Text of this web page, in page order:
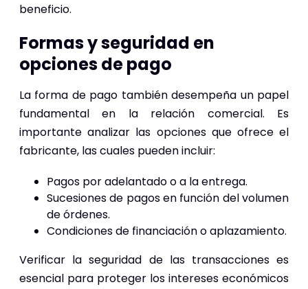
beneficio.
Formas y seguridad en
opciones de pago
La forma de pago también desempeña un papel
fundamental en la relación comercial. Es
importante analizar las opciones que ofrece el
fabricante, las cuales pueden incluir:
Pagos por adelantado o a la entrega.
Sucesiones de pagos en función del volumen
de órdenes.
Condiciones de financiación o aplazamiento.
Verificar la seguridad de las transacciones es
esencial para proteger los intereses económicos